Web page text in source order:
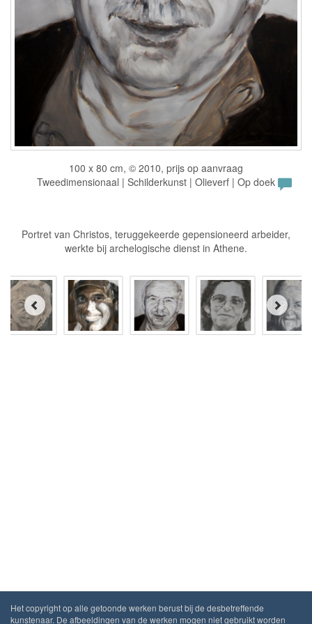
100 x 80 cm, © 2010, prijs op aanvraag
Tweedimensionaal | Schilderkunst | Olieverf | Op doek
Portret van Christos, teruggekeerde gepensioneerd arbeider,
werkte bij archelogische dienst in Athene.
Het copyright op alle getoonde werken berust bij de desbetreffende
kunstenaar. De afbeeldingen van de werken mogen niet gebruikt worden